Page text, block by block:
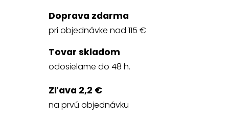
Doprava zdarma
pri objednávke nad 115 €
Tovar skladom
odosielame do 48 h.
Zľava 2,2 €
na prvú objednávku